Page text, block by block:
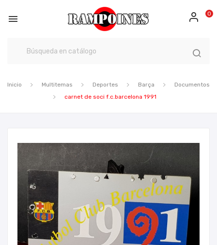
 0
Inicio Multitemas Deportes Barça
Documentos
carnet de soci f.c.barcelona 1991